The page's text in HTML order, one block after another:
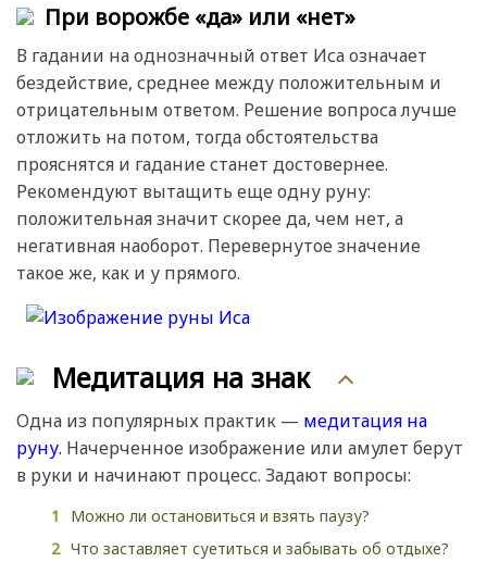
При ворожбе «да» или «нет»
В гадании на однозначный ответ Иса означает
бездействие, среднее между положительным и
отрицательным ответом. Решение вопроса лучше
отложить на потом, тогда обстоятельства
прояснятся и гадание станет достовернее.
Рекомендуют вытащить еще одну руну:
положительная значит скорее да, чем нет, а
негативная наоборот. Перевернутое значение
такое же, как и у прямого.
Медитация на знак
Одна из популярных практик — медитация на
руну. Начерченное изображение или амулет берут
в руки и начинают процесс. Задают вопросы:
Можно ли остановиться и взять паузу?
Что заставляет суетиться и забывать об отдыхе?